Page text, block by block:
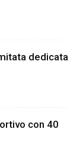
dedicata
con 40